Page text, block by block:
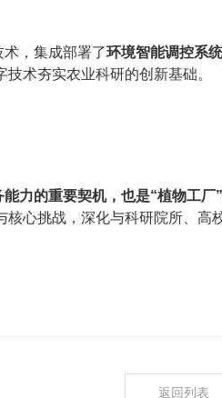
术，集成部署了环境智能调控系
术夯实农业科研的创新基础。
力的重要契机，也是“植物工厂
心挑战，深化与科研院所、高
返回列表